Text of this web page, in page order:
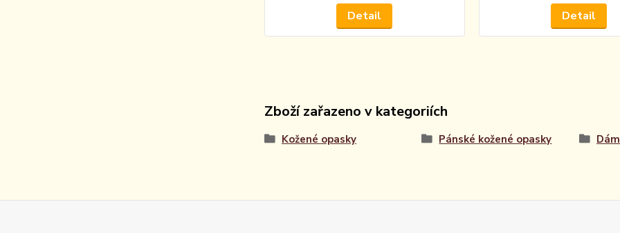
Detail Detail
Zboží zařazeno v kategoriích
Kožené opasky Pánské kožené opasky